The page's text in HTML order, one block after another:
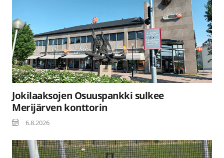
Jokilaaksojen Osuuspankki sulkee
Merijärven konttorin
6.8.2026